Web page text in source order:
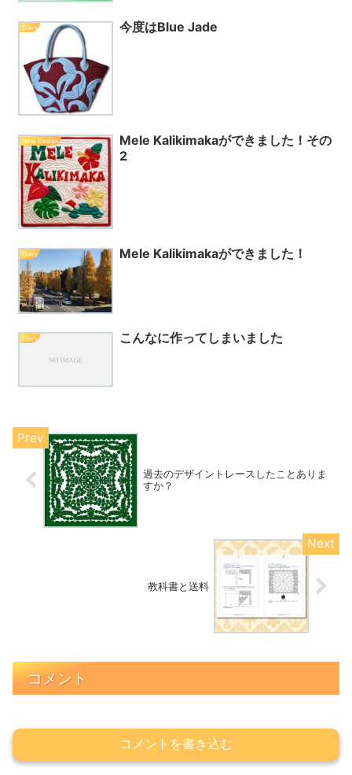
Diary 今度はBlue Jade
New Design
Mele Kalikimakaができました！その
2
Diary Mele Kalikimakaができました！
Diary こんなに作ってしまいました
過去のデザイントレースしたことありま
すか？
教科書と送料
コメント
コメントを書き込む